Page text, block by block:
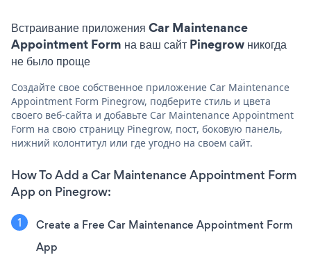
Встраивание приложения Car Maintenance
Appointment Form на ваш сайт Pinegrow никогда
не было проще
Создайте свое собственное приложение Car Maintenance
Appointment Form Pinegrow, подберите стиль и цвета
своего веб-сайта и добавьте Car Maintenance Appointment
Form на свою страницу Pinegrow, пост, боковую панель,
нижний колонтитул или где угодно на своем сайт.
How To Add a Car Maintenance Appointment Form
App on Pinegrow:
Create a Free Car Maintenance Appointment Form
App